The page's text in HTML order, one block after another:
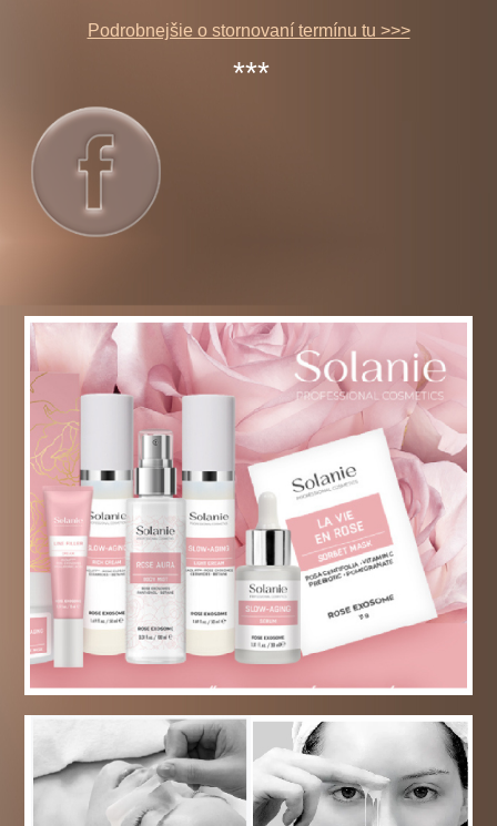
Podrobnejšie o stornovaní termínu tu >>>
***